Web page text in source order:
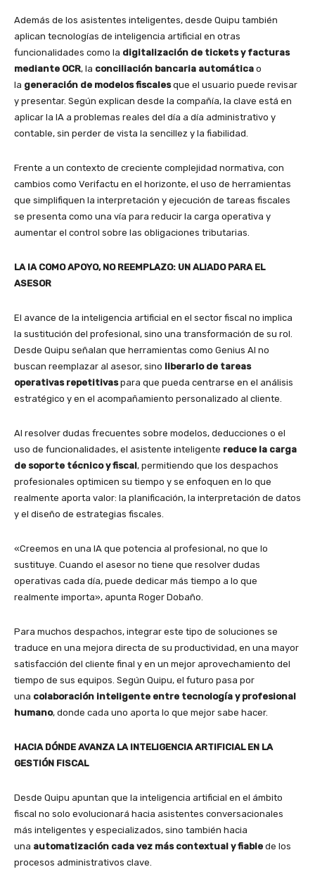
Además de los asistentes inteligentes, desde Quipu también
aplican tecnologías de inteligencia artificial en otras
funcionalidades como la digitalización de tickets y facturas
mediante OCR, la conciliación bancaria automática o
la generación de modelos fiscalesque el usuario puede revisar
y presentar. Según explican desde la compañía, la clave está en
aplicar la IA a problemas reales del día a día administrativo y
contable, sin perder de vista la sencillez y la fiabilidad.
Frente a un contexto de creciente complejidad normativa, con
cambios como Verifactu en el horizonte, el uso de herramientas
que simplifiquen la interpretación y ejecución de tareas fiscales
se presenta como una vía para reducir la carga operativa y
aumentar el control sobre las obligaciones tributarias.
LA IA COMO APOYO, NO REEMPLAZO: UN ALIADO PARA EL
ASESOR
El avance de la inteligencia artificial en el sector fiscal no implica
la sustitución del profesional, sino una transformación de su rol.
Desde Quipu señalan que herramientas como Genius AI no
buscan reemplazar al asesor, sino liberarlo de tareas
operativas repetitivaspara que pueda centrarse en el análisis
estratégico y en el acompañamiento personalizado al cliente.
Al resolver dudas frecuentes sobre modelos, deducciones o el
uso de funcionalidades, el asistente inteligente reduce la carga
de soporte técnico y fiscal, permitiendo que los despachos
profesionales optimicen su tiempo y se enfoquen en lo que
realmente aporta valor: la planificación, la interpretación de datos
y el diseño de estrategias fiscales.
«Creemos en una IA que potencia al profesional, no que lo
sustituye. Cuando el asesor no tiene que resolver dudas
operativas cada día, puede dedicar más tiempo a lo que
realmente importa», apunta Roger Dobaño.
Para muchos despachos, integrar este tipo de soluciones se
traduce en una mejora directa de su productividad, en una mayor
satisfacción del cliente final y en un mejor aprovechamiento del
tiempo de sus equipos. Según Quipu, el futuro pasa por
una colaboración inteligente entre tecnología y profesional
humano, donde cada uno aporta lo que mejor sabe hacer.
HACIA DÓNDE AVANZA LA INTELIGENCIA ARTIFICIAL EN LA
GESTIÓN FISCAL
Desde Quipu apuntan que la inteligencia artificial en el ámbito
fiscal no solo evolucionará hacia asistentes conversacionales
más inteligentes y especializados, sino también hacia
una automatización cada vez más contextual y fiable de los
procesos administrativos clave.